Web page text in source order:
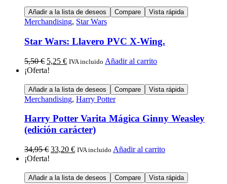
Añadir a la lista de deseos Compare Vista rápida
Merchandising, Star Wars
Star Wars: Llavero PVC X-Wing.
5,50€ 5,25 € IVA incluido Añadir al carrito
¡Oferta!
Añadir a la lista de deseos Compare Vista rápida
Merchandising, Harry Potter
Harry Potter Varita Mágica Ginny Weasley
(edición carácter)
34,95€ 33,20 € IVA incluido Añadir al carrito
¡Oferta!
Añadir a la lista de deseos Compare Vista rápida